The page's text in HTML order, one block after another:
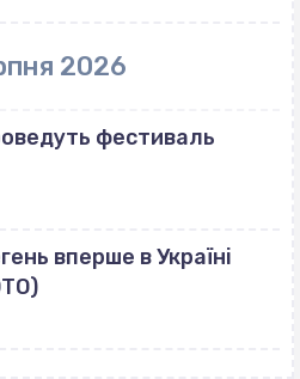
2026
фестиваль
вперше в Україні